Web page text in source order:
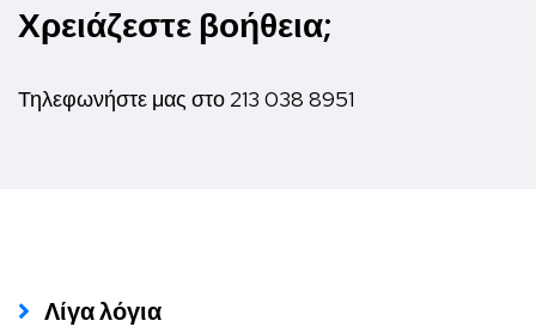
Χρειάζεστε βοήθεια;
Τηλεφωνήστε μας στο 213 038 8951
Λίγα λόγια